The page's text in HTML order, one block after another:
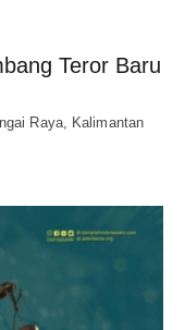
Teror Baru
Raya, Kalimantan